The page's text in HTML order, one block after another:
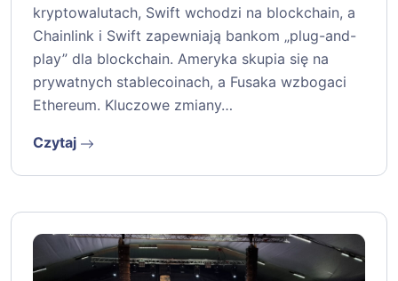
kryptowalutach, Swift wchodzi na blockchain, a
Chainlink i Swift zapewniają bankom „plug-and-
play” dla blockchain. Ameryka skupia się na
prywatnych stablecoinach, a Fusaka wzbogaci
Ethereum. Kluczowe zmiany…
Czytaj